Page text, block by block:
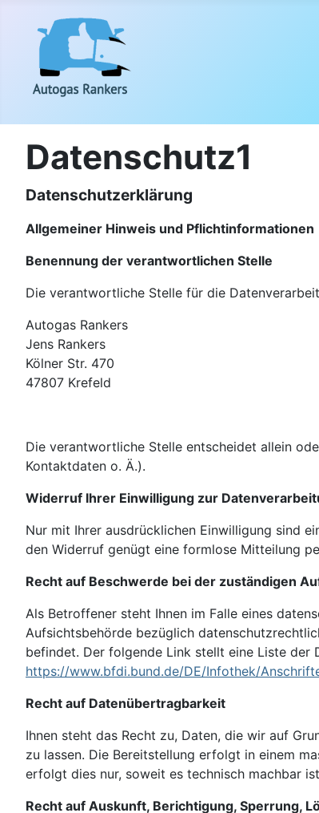
Datenschutz1
Datenschutzerklärung
Allgemeiner Hinweis und Pflichtinformationen
Benennung der verantwortlichen Stelle
Die verantwortliche Stelle für die
Autogas Rankers
Jens Rankers
Kölner Str. 470
47807 Krefeld
Die verantwortliche Stelle entscheidet allein
Kontaktdaten o. Ä.).
Widerruf Ihrer Einwilligung zur
Nur mit Ihrer ausdrücklichen Einwilligung sind
den Widerruf genügt eine formlose Mitteilung
Recht auf Beschwerde bei der zuständigen
Als Betroffener steht Ihnen im Falle eines
Aufsichtsbehörde bezüglich
befindet. Der folgende Link stellt eine Liste
https://www.bfdi.bund.de/DE/Infothek/
Recht auf Datenübertragbarkeit
Ihnen steht das Recht zu, Daten, die wir auf
zu lassen. Die Bereitstellung erfolgt in einem
erfolgt dies nur, soweit es technisch machbar
Recht auf Auskunft, Berichtigung, Sperrung,